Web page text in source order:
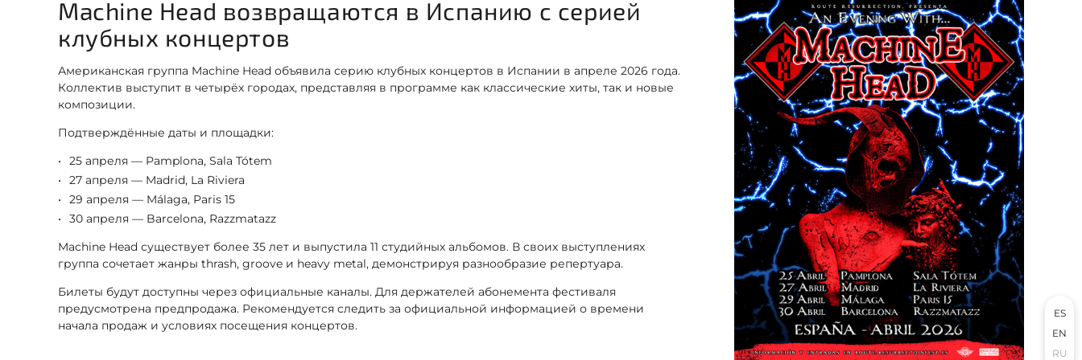
Machine Head возвращаются в Испанию с серией
клубных концертов
Американская группа Machine Head объявила серию клубных концертов в Испании в апреле 2026 года.
Коллектив выступит в четырёх городах, представляя в программе как классические хиты, так и новые
композиции.
Подтверждённые даты и площадки:
25 апреля — Pamplona, Sala Tótem
27 апреля — Madrid, La Riviera
29 апреля — Málaga, Paris 15
30 апреля — Barcelona, Razzmatazz
Machine Head существует более 35 лет и выпустила 11 студийных альбомов. В своих выступлениях
группа сочетает жанры thrash, groove и heavy metal, демонстрируя разнообразие репертуара.
Билеты будут доступны через официальные каналы. Для держателей абонемента фестиваля
предусмотрена предпродажа. Рекомендуется следить за официальной информацией о времени
начала продаж и условиях посещения концертов.
ES
EN
RU